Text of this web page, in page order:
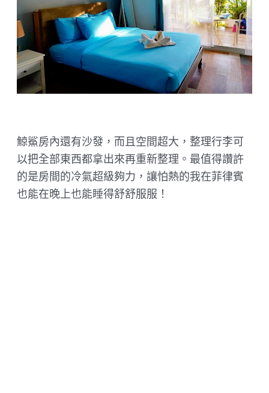
鯨鯊房內還有沙發，而且空間超大，整理行李可
以把全部東西都拿出來再重新整理。最值得讚許
的是房間的冷氣超級夠力，讓怕熱的我在菲律賓
也能在晚上也能睡得舒舒服服！